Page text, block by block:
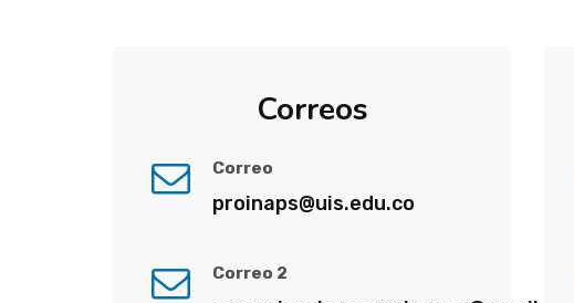
Correos
Correo
proinaps@uis.edu.co
Correo 2